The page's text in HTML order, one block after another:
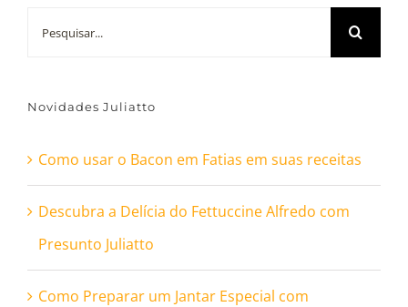
Novidades Juliatto
Como usar o Bacon em Fatias em suas receitas
Descubra a Delícia do Fettuccine Alfredo com
Presunto Juliatto
Como Preparar um Jantar Especial com